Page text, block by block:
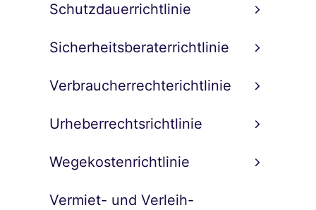
Schutzdauerrichtlinie
Sicherheitsberaterrichtlinie
Verbraucherrechterichtlinie
Urheberrechtsrichtlinie
Wegekostenrichtlinie
Vermiet- und Verleih-